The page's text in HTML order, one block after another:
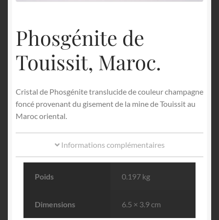
Phosgénite de
Touissit, Maroc.
Cristal de Phosgénite translucide de couleur champagne
foncé provenant du gisement de la mine de Touissit au
Maroc oriental.
Informations complémentaires
Poids 0.197 kg
Dimensions 6.5 × 3.9 cm